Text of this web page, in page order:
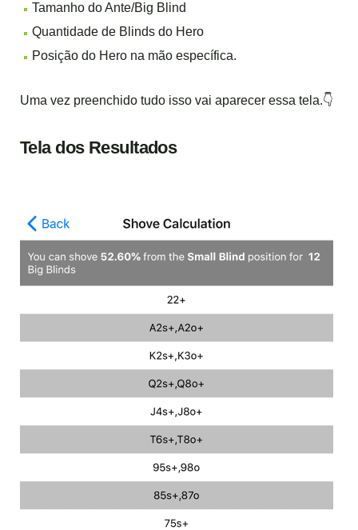
Tamanho do Ante/Big Blind
Quantidade de Blinds do Hero
Posição do Hero na mão específica.
Uma vez preenchido tudo isso vai aparecer essa tela.👇
Tela dos Resultados